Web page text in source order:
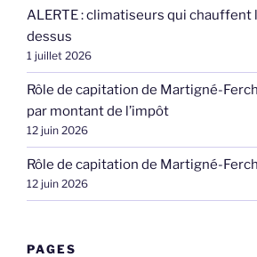
ALERTE : climatiseurs qui chauffent
dessus
1 juillet 2026
Rôle de capitation de Martigné-
par montant de l’impôt
12 juin 2026
Rôle de capitation de Martigné-
12 juin 2026
PAGES